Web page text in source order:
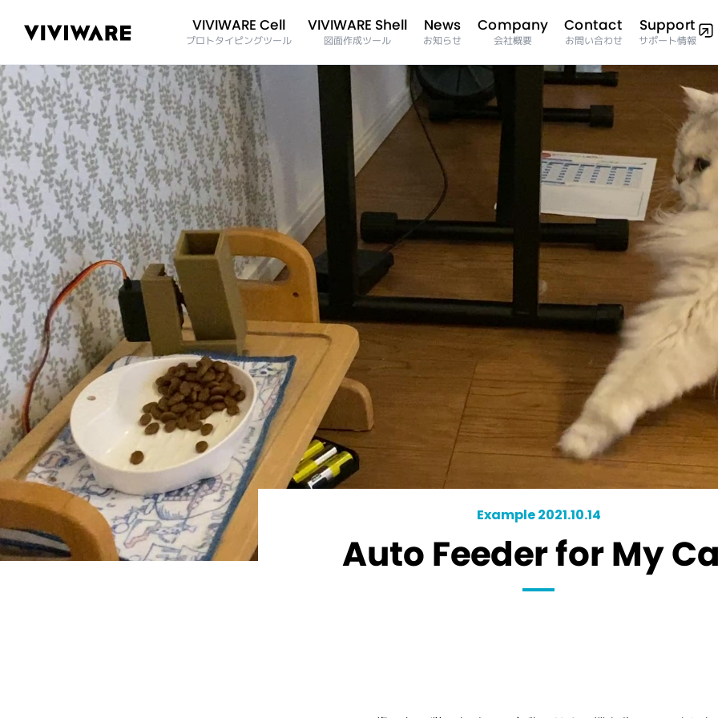
VIVIWARE Cell
プロトタイピングツール
VIVIWARE Shell
図面作成ツール
News
お知らせ
Company
会社概要
Contact
お問い合わせ
Support
サポート情報
Example 2021.10.14
Auto Feeder for My